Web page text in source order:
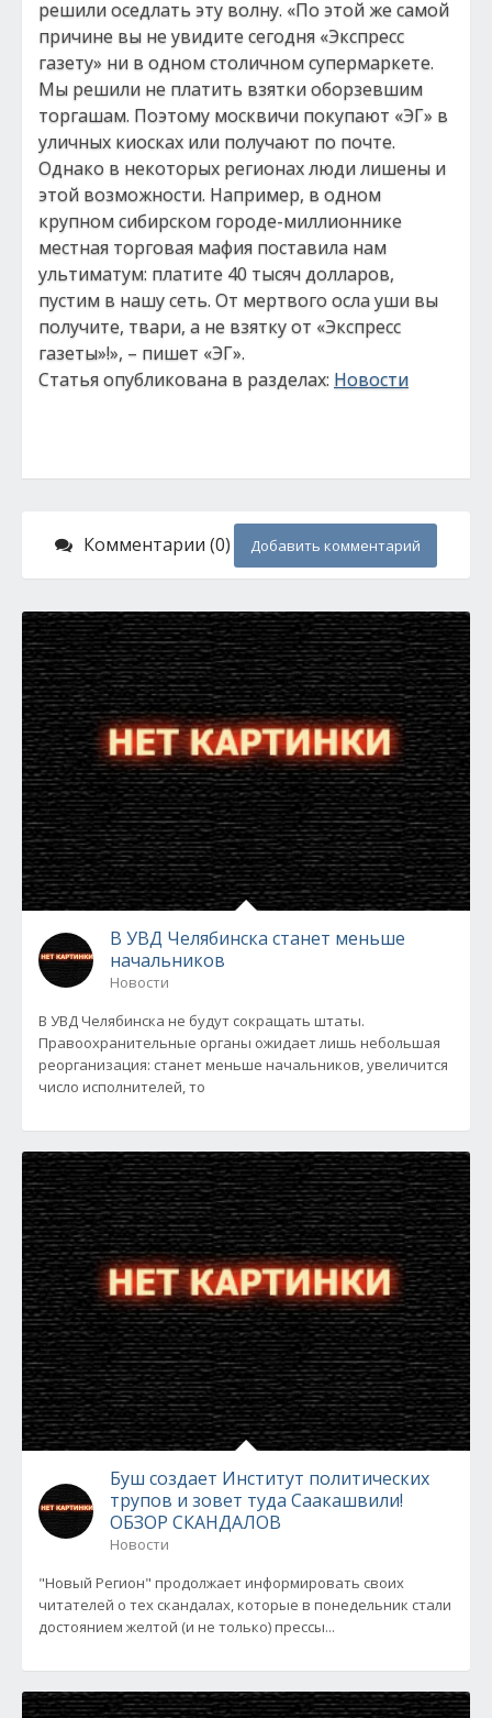
решили оседлать эту волну. «По этой же самой
причине вы не увидите сегодня «Экспресс
газету» ни в одном столичном супермаркете.
Мы решили не платить взятки оборзевшим
торгашам. Поэтому москвичи покупают «ЭГ» в
уличных киосках или получают по почте.
Однако в некоторых регионах люди лишены и
этой возможности. Например, в одном
крупном сибирском городе-миллионнике
местная торговая мафия поставила нам
ультиматум: платите 40 тысяч долларов,
пустим в нашу сеть. От мертвого осла уши вы
получите, твари, а не взятку от «Экспресс
газеты»!», – пишет «ЭГ».
Статья опубликована в разделах: Новости
Комментарии (0) Добавить комментарий
В УВД Челябинска станет меньше
начальников
Новости
В УВД Челябинска не будут сокращать штаты.
Правоохранительные органы ожидает лишь небольшая
реорганизация: станет меньше начальников, увеличится
число исполнителей, то
Буш создает Институт политических
трупов и зовет туда Саакашвили!
ОБЗОР СКАНДАЛОВ
Новости
"Новый Регион" продолжает информировать своих
читателей о тех скандалах, которые в понедельник стали
достоянием желтой (и не только) прессы...